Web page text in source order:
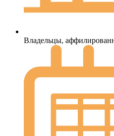
Владельцы,